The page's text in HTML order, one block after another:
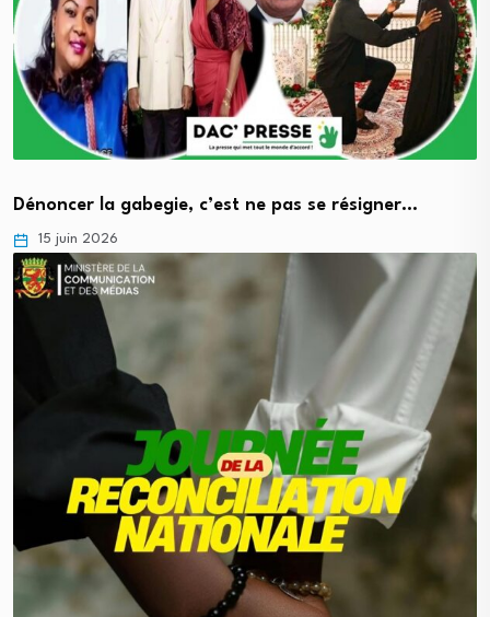
Dénoncer la gabegie, c’est ne pas se résigner…
15 juin 2026